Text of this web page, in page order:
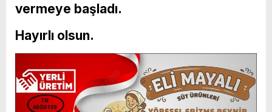
vermeye başladı.
Hayırlı olsun.